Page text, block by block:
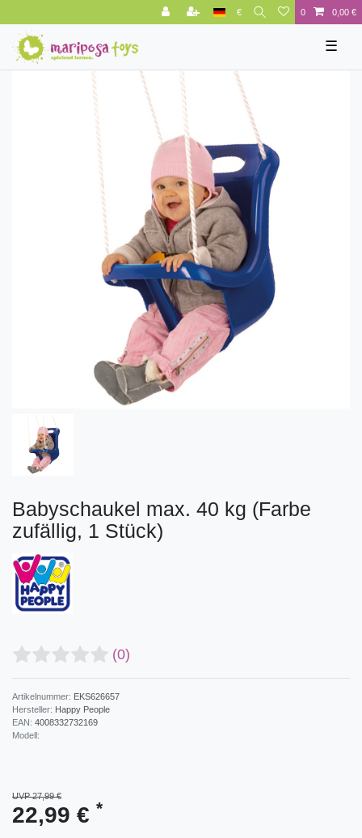
€ 0 0,00 €
☰
Babyschaukel max. 40 kg (Farbe
zufällig, 1 Stück)
(0)
Artikelnummer: EKS626657
Hersteller: Happy People
EAN: 4008332732169
Modell:
UVP 27,99 €
22,99 € *